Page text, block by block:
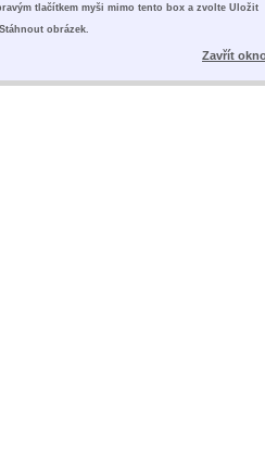
tlačítkem myši mimo tento box a zvolte Uložit
obrázek.
Zavřít